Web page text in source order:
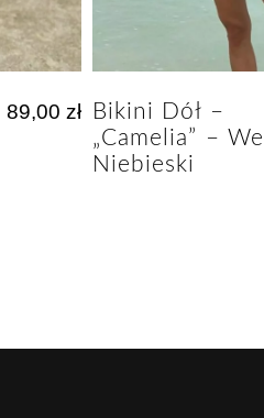
89,00 zł
Bikini Dół –
„Camelia” –
Niebieski